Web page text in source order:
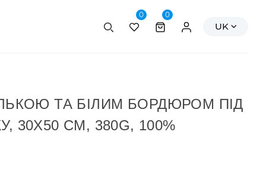
Пошук
0 0
Персональні
UK
ТА БІЛИМ БОРДЮРОМ ПІД
30Х50 СМ, 380G, 100%